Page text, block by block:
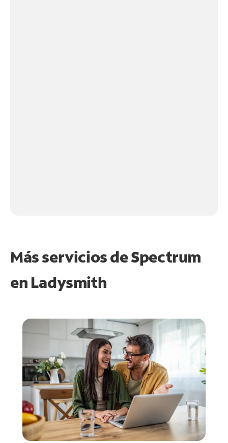
Más servicios de Spectrum
en Ladysmith